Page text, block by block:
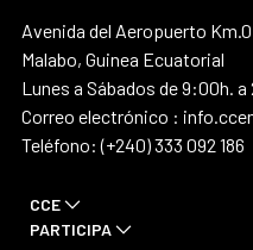
Avenida del Aeropuerto Km.0
Malabo, Guinea Ecuatorial
Lunes a Sábados de 9:00h. a
Correo electrónico :
Teléfono: (+240) 333 092 186
CCE
PARTICIPA